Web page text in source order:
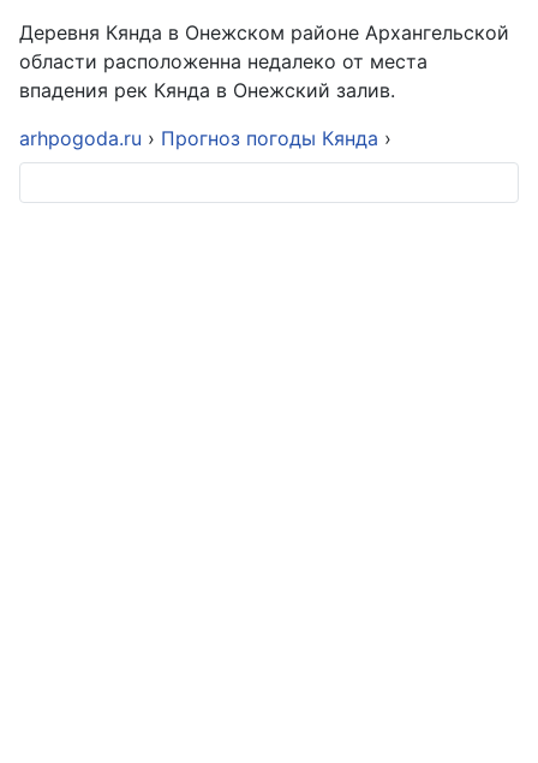
Деревня Кянда в Онежском районе Архангельской
области расположенна недалеко от места
впадения рек Кянда в Онежский залив.
arhpogoda.ru › Прогноз погоды Кянда ›